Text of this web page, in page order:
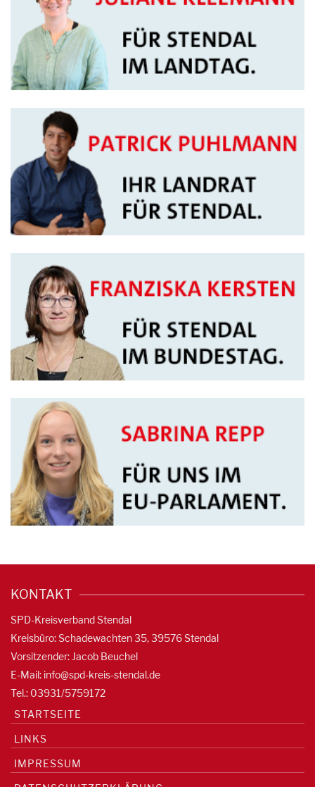
KONTAKT
SPD-Kreisverband Stendal
Kreisbüro: Schadewachten 35, 39576 Stendal
Vorsitzender: Jacob Beuchel
E-Mail: info@spd-kreis-stendal.de
Tel.: 03931/5759172
STARTSEITE
LINKS
IMPRESSUM